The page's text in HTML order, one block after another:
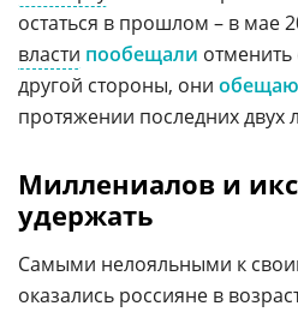
остаться в прошлом – в мае
власти пообещали отменить
другой стороны, они
протяжении последних двух
Миллениалов и
удержать
Самыми нелояльными к
оказались россияне в